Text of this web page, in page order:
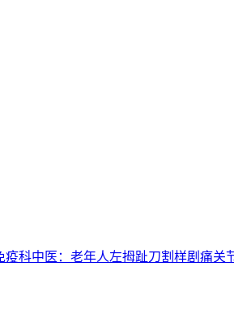
科中医：老年人左拇趾刀割样剧痛关